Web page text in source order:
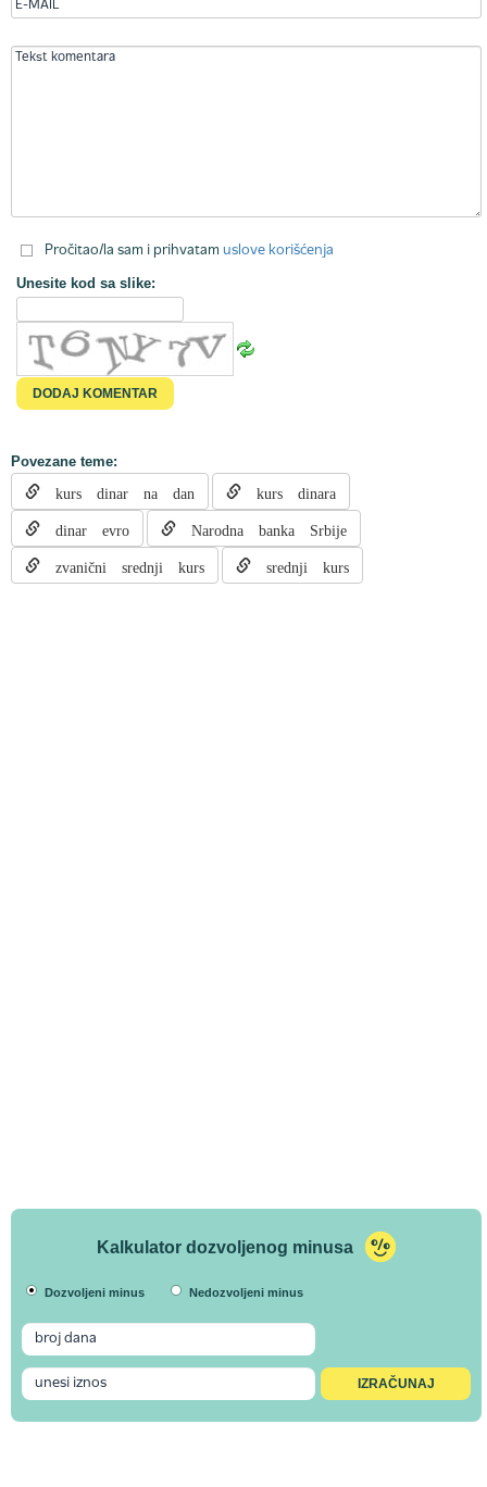
Pročitao/la sam i prihvatam uslove korišćenja
Unesite kod sa slike:
Povezane teme:
kurs dinar na dan kurs dinara
dinar evro Narodna banka Srbije
zvanični srednji kurs srednji kurs
Kalkulator dozvoljenog minusa
Dozvoljeni minus Nedozvoljeni minus